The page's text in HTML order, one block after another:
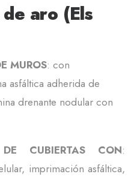
aro (Els
MUROS: con
asfáltica adherida de
drenante nodular con
DE CUBIERTAS CON:
imprimación asfáltica,